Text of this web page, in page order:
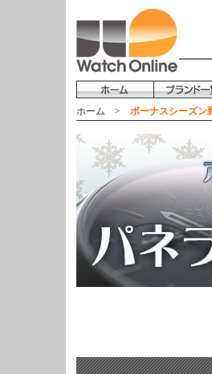
ホーム > ボーナスシーズ